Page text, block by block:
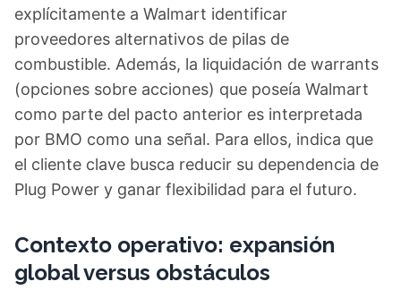
explícitamente a Walmart identificar
proveedores alternativos de pilas de
combustible. Además, la liquidación de warrants
(opciones sobre acciones) que poseía Walmart
como parte del pacto anterior es interpretada
por BMO como una señal. Para ellos, indica que
el cliente clave busca reducir su dependencia de
Plug Power y ganar flexibilidad para el futuro.
Contexto operativo: expansión
global versus obstáculos